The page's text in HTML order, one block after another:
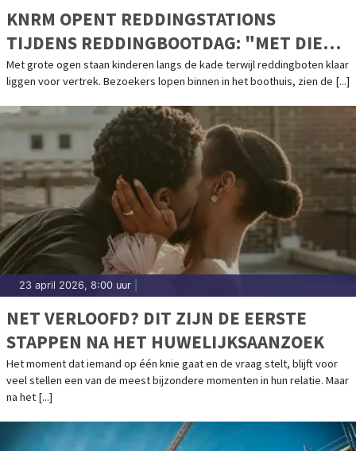
KNRM OPENT REDDINGSTATIONS
TIJDENS REDDINGBOOTDAG: "MET DIE
BOOT OVER DE GOLVEN, DAT VERGEET JE
NOOIT MEER"
Met grote ogen staan kinderen langs de kade terwijl reddingboten klaar
liggen voor vertrek. Bezoekers lopen binnen in het boothuis, zien de [...]
23 april 2026, 8:00 uur
NET VERLOOFD? DIT ZIJN DE EERSTE
STAPPEN NA HET HUWELIJKSAANZOEK
Het moment dat iemand op één knie gaat en de vraag stelt, blijft voor
veel stellen een van de meest bijzondere momenten in hun relatie. Maar
na het [...]